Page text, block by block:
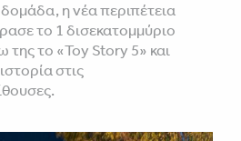
η νέα περιπέτεια
το 1 δισεκατομμύριο
το «Toy Story 5» και
στις